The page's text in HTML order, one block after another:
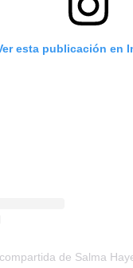
esta publicación en
de Salma